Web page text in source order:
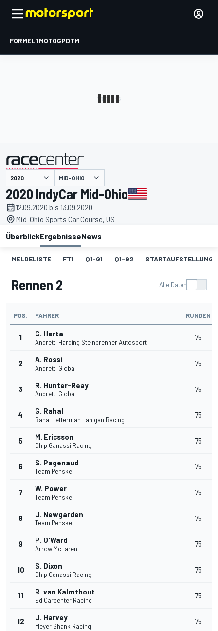
FORMEL 1MOTOGPDTM
MID-OHIO
2020 IndyCar Mid-Ohio
12.09.2020 bis 13.09.2020
Mid-Ohio Sports Car Course, US
ÜberblickErgebnisseNews
MELDELISTE FT1 Q1-G1 Q1-G2 STARTAUFSTELLUNG 1
Rennen 2 Alle Daten
POS. FAHRER RUNDEN
1 C. Herta
Andretti Harding Steinbrenner Autosport
75
2 A. Rossi
Andretti Global
75
3 R. Hunter-Reay
Andretti Global
75
4 G. Rahal
Rahal Letterman Lanigan Racing
75
5 M. Ericsson
Chip Ganassi Racing
75
6 S. Pagenaud
Team Penske
75
7 W. Power
Team Penske
75
8 J. Newgarden
Team Penske
75
9 P. O'Ward
Arrow McLaren
75
10 S. Dixon
Chip Ganassi Racing
75
11 R. van Kalmthout
Ed Carpenter Racing
75
12 J. Harvey
Meyer Shank Racing
75